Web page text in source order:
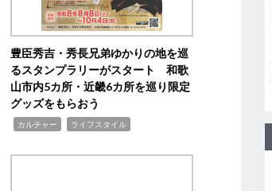
豊臣秀吉・秀長兄弟ゆかりの地を巡
るスタンプラリーがスタート 和歌
山市内5カ所・近畿6カ所を巡り限定
グッズをもらおう
カルチャー ライフスタイル